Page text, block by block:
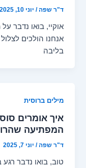
ד"ר שפה/ יוני 10, 2025
אוקיי, בואו נדבר
אנחנו הולכים
בליבה
מילים ברוסית
איך אומרים
המפתיעה
ד"ר שפה/ יוני 7, 2025
טוב, בואו נדבר